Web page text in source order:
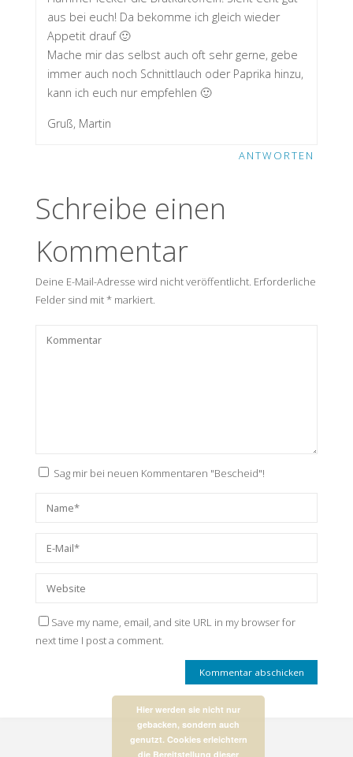
aus bei euch! Da bekomme ich gleich wieder
Appetit drauf 🙂
Mache mir das selbst auch oft sehr gerne, gebe
immer auch noch Schnittlauch oder Paprika hinzu,
kann ich euch nur empfehlen 🙂
Gruß, Martin
ANTWORTEN
Schreibe einen
Kommentar
Deine E-Mail-Adresse wird nicht veröffentlicht. Erforderliche
Felder sind mit*markiert.
Sag mir bei neuen Kommentaren "Bescheid"!
Save my name, email, and site URL in my browser for
next time I post a comment.
Hier werden sie nicht nur
gebacken, sondern auch
genutzt. Cookies erleichtern
die Bereitstellung dieser